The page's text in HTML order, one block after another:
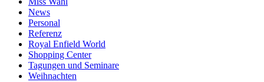
News
Personal
Referenz
Royal Enfield World
Shopping Center
Tagungen und Seminare
Weihnachten